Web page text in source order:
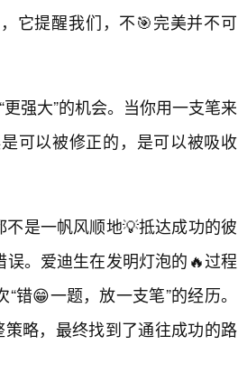
它提醒我们，不🎯完美并不可
强大”的机会。当你用一支笔来
可以被修正的，是可以被吸收
是一帆风顺地💡抵达成功的彼
。爱迪生在发明灯泡的🔥过程
错😁一题，放一支笔”的经历。
略，最终找到了通往成功的路